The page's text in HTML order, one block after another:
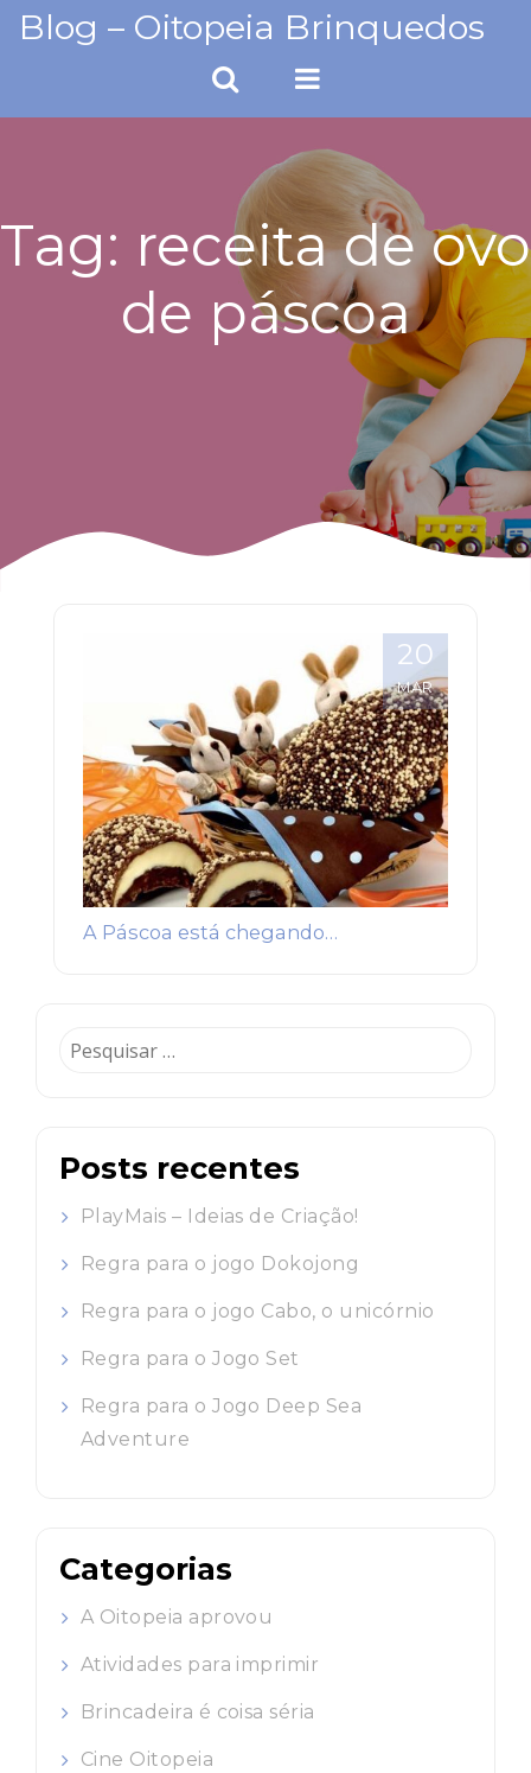
SkipBlog – Oitopeia Brinquedos
Tag: receita de ovo
de páscoa
20
MAR
A Páscoa está chegando…
Pesquisar
Posts recentes
PlayMais – Ideias de Criação!
Regra para o jogo Dokojong
Regra para o jogo Cabo, o unicórnio
Regra para o Jogo Set
Regra para o Jogo Deep Sea
Adventure
Categorias
A Oitopeia aprovou
Atividades para imprimir
Brincadeira é coisa séria
Cine Oitopeia